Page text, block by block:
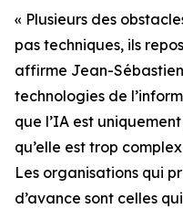
« Plusieurs des
pas techniques, ils
affirme Jean-
technologies de
que l’IA est
qu’elle est trop
Les organisations qui
d’avance sont celles